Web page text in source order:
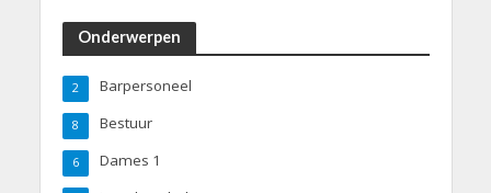
Onderwerpen
Barpersoneel
2
Bestuur
8
Dames 1
6